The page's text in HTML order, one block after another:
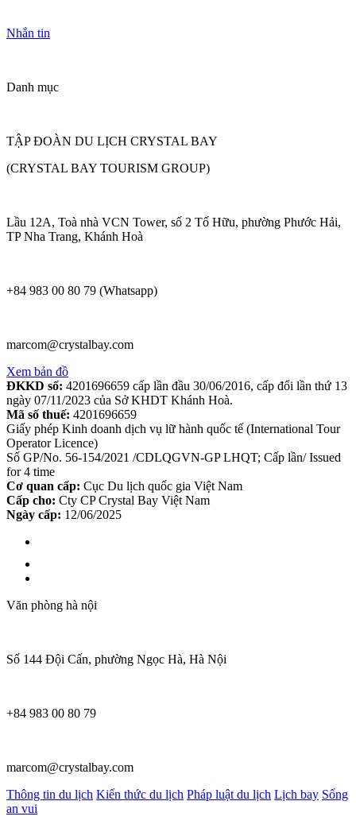
Nhắn tin
Danh mục
TẬP ĐOÀN DU LỊCH CRYSTAL BAY
(CRYSTAL BAY TOURISM GROUP)
Lầu 12A, Toà nhà VCN Tower, số 2 Tố Hữu, phường Phước Hải,
TP Nha Trang, Khánh Hoà
+84 983 00 80 79 (Whatsapp)
marcom@crystalbay.com
Xem bản đồ
ĐKKD số: 4201696659 cấp lần đầu 30/06/2016, cấp đổi lần thứ 13
ngày 07/11/2023 của Sở KHDT Khánh Hoà.
Mã số thuế: 4201696659
Giấy phép Kinh doanh dịch vụ lữ hành quốc tế (International Tour
Operator Licence)
Số GP/No. 56-154/2021 /CDLQGVN-GP LHQT; Cấp lần/ Issued
for 4 time
Cơ quan cấp: Cục Du lịch quốc gia Việt Nam
Cấp cho: Cty CP Crystal Bay Việt Nam
Ngày cấp: 12/06/2025
Văn phòng hà nội
Số 144 Đội Cấn, phường Ngọc Hà, Hà Nội
+84 983 00 80 79
marcom@crystalbay.com
Thông tin du lịch Kiến thức du lịch Pháp luật du lịch Lịch bay Sống
an vui